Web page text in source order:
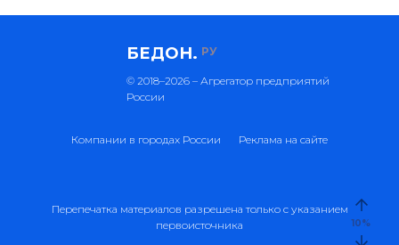
10%
БЕДОН. РУ
© 2018–2026 – Агрегатор предприятий
России
Компании в городах России Реклама на сайте
Перепечатка материалов разрешена только с указанием
первоисточника